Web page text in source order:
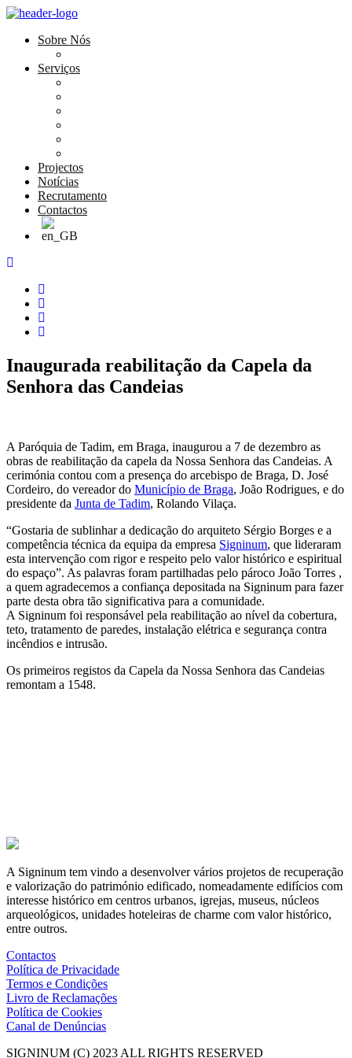
Sobre Nós
Serviços
Projectos
Notícias
Recrutamento
Contactos
Inaugurada reabilitação da Capela da
Senhora das Candeias
A Paróquia de Tadim, em Braga, inaugurou a 7 de dezembro as
obras de reabilitação da capela da Nossa Senhora das Candeias. A
cerimónia contou com a presença do arcebispo de Braga, D. José
Cordeiro, do vereador do Município de Braga, João Rodrigues, e do
presidente da Junta de Tadim, Rolando Vilaça.
“Gostaria de sublinhar a dedicação do arquiteto Sérgio Borges e a
competência técnica da equipa da empresa Signinum, que lideraram
esta intervenção com rigor e respeito pelo valor histórico e espiritual
do espaço”. As palavras foram partilhadas pelo pároco João Torres ,
a quem agradecemos a confiança depositada na Signinum para fazer
parte desta obra tão significativa para a comunidade.
A Signinum foi responsável pela reabilitação ao nível da cobertura,
teto, tratamento de paredes, instalação elétrica e segurança contra
incêndios e intrusão.
Os primeiros registos da Capela da Nossa Senhora das Candeias
remontam a 1548.
A Signinum tem vindo a desenvolver vários projetos de recuperação
e valorização do património edificado, nomeadamente edifícios com
interesse histórico em centros urbanos, igrejas, museus, núcleos
arqueológicos, unidades hoteleiras de charme com valor histórico,
entre outros.
Contactos
Política de Privacidade
Termos e Condições
Livro de Reclamações
Política de Cookies
Canal de Denúncias
SIGNINUM (C) 2023 ALL RIGHTS RESERVED